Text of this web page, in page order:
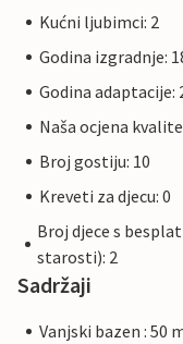
Kućni ljubimci: 2
Godina izgradnje:
Godina adaptacije:
Naša ocjena
Broj gostiju: 10
Kreveti za djecu: 0
Broj djece s
starosti): 2
Sadržaji
Vanjski bazen : 50